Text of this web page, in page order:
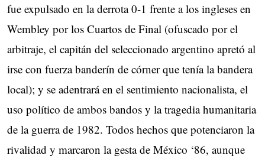
fue expulsado en la derrota 0-1 frente a los ingleses en
Wembley por los Cuartos de Final (ofuscado por el
arbitraje, el capitán del seleccionado argentino apretó al
irse con fuerza banderín de córner que tenía la bandera
local); y se adentrará en el sentimiento nacionalista, el
uso político de ambos bandos y la tragedia humanitaria
de la guerra de 1982. Todos hechos que potenciaron la
rivalidad y marcaron la gesta de México ‘86, aunque